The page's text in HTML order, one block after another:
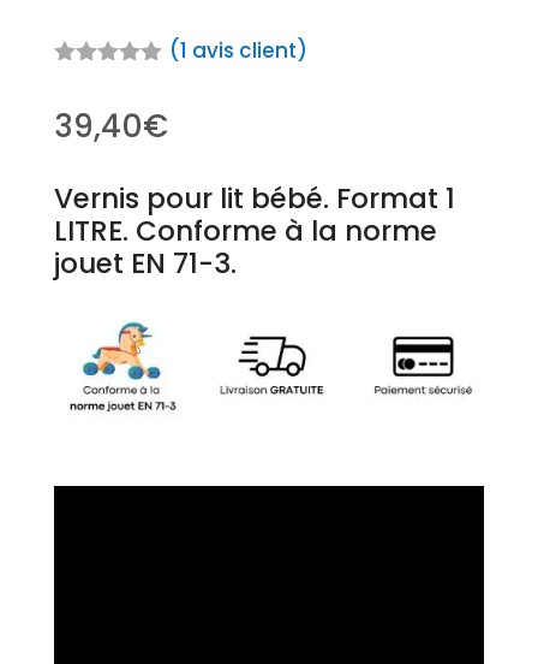
basé sur
notation
(1 avis client)
39,40€
Vernis pour lit bébé. Format 1
LITRE. Conforme à la norme
jouet EN 71-3.